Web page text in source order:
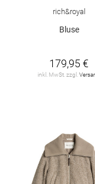
rich&royal
Bluse
179,95 €
inkl. MwSt. zzgl.